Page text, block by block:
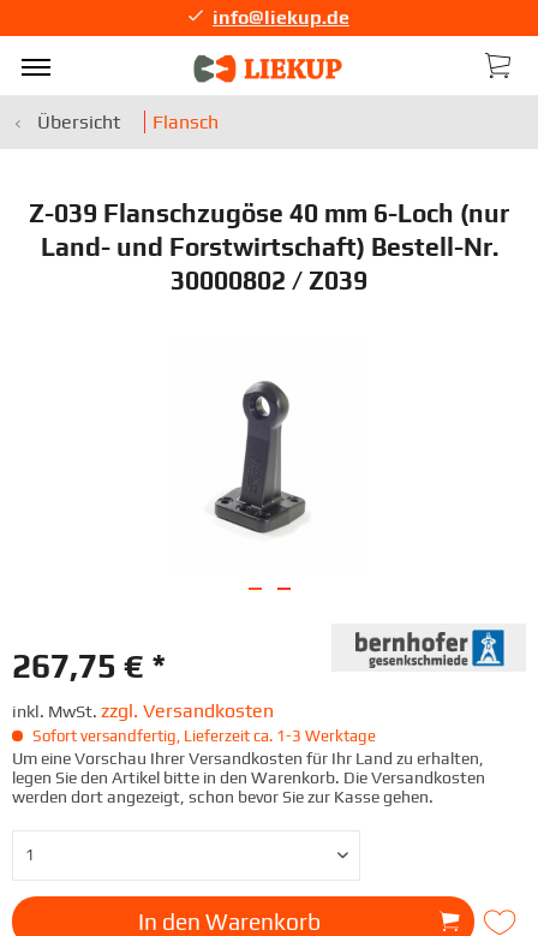
info@liekup.de
Übersicht Flansch
Z-039 Flanschzugöse 40 mm 6-Loch (nur
Land- und Forstwirtschaft) Bestell-Nr.
30000802 / Z039
267,75 € *
inkl. MwSt. zzgl. Versandkosten
Sofort versandfertig, Lieferzeit ca. 1-3 Werktage
Um eine Vorschau Ihrer Versandkosten für Ihr Land zu erhalten,
legen Sie den Artikel bitte in den Warenkorb. Die Versandkosten
werden dort angezeigt, schon bevor Sie zur Kasse gehen.
In den Warenkorb